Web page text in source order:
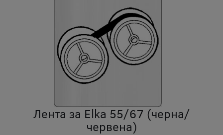
Лента за Elka 55/67 (черна/
червена)